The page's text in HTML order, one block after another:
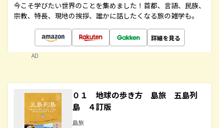
今こそ学びたい世界のことを集めました！首都、言語、民族、
宗教、特長、現地の挨拶、誰かに話したくなる旅の雑学も。
詳細を見る
AD
０１ 地球の歩き方 島旅 五島列
島 ４訂版
島旅